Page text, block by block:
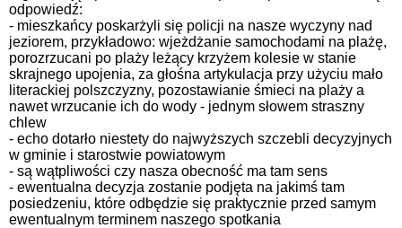
odpowiedź:
- mieszkańcy poskarżyli się policji na nasze wyczyny nad
jeziorem, przykładowo: wjeżdżanie samochodami na plażę,
porozrzucani po plaży leżący krzyżem kolesie w stanie
skrajnego upojenia, za głośna artykulacja przy użyciu mało
literackiej polszczyzny, pozostawianie śmieci na plaży a
nawet wrzucanie ich do wody - jednym słowem straszny
chlew
- echo dotarło niestety do najwyższych szczebli decyzyjnych
w gminie i starostwie powiatowym
- są wątpliwości czy nasza obecność ma tam sens
- ewentualna decyzja zostanie podjęta na jakimś tam
posiedzeniu, które odbędzie się praktycznie przed samym
ewentualnym terminem naszego spotkania